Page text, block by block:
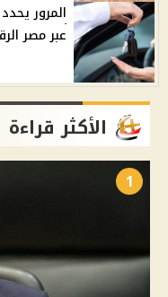
المرور
عبر مصر
الأكثر قراءة
1